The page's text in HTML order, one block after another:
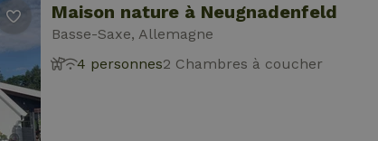
Maison nature à Neugnadenfeld
Basse-Saxe, Allemagne
4 personnes2 Chambres à coucher